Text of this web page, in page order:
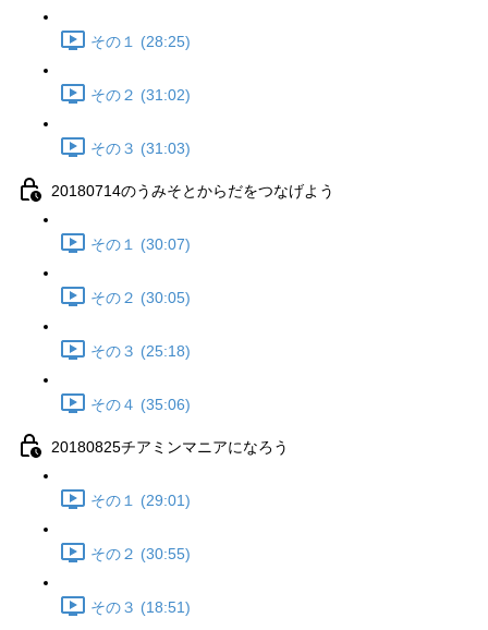
その１ (28:25)
その２ (31:02)
その３ (31:03)
20180714のうみそとからだをつなげよう
その１ (30:07)
その２ (30:05)
その３ (25:18)
その４ (35:06)
20180825チアミンマニアになろう
その１ (29:01)
その２ (30:55)
その３ (18:51)